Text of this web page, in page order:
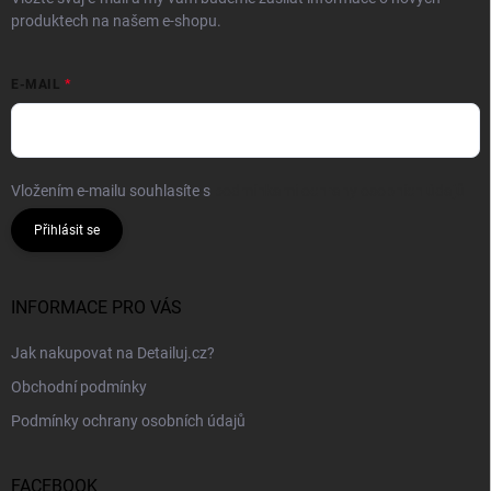
produktech na našem e-shopu.
E-MAIL
Vložením e-mailu souhlasíte s
Přihlásit se
INFORMACE PRO VÁS
Jak nakupovat na Detailuj.cz?
Obchodní podmínky
Podmínky ochrany osobních údajů
FACEBOOK